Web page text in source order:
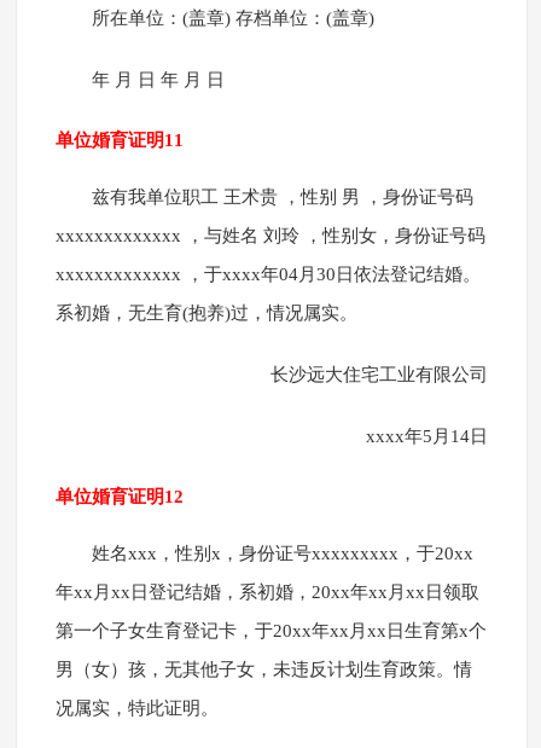
所在单位：(盖章) 存档单位：(盖章)
年 月 日 年 月 日
单位婚育证明11
兹有我单位职工 王术贵 ，性别 男 ，身份证号码
xxxxxxxxxxxxx ，与姓名 刘玲 ，性别女，身份证号码
xxxxxxxxxxxxx ，于xxxx年04月30日依法登记结婚。
系初婚，无生育(抱养)过，情况属实。
长沙远大住宅工业有限公司
xxxx年5月14日
单位婚育证明12
姓名xxx，性别x，身份证号xxxxxxxxx，于20xx
年xx月xx日登记结婚，系初婚，20xx年xx月xx日领取
第一个子女生育登记卡，于20xx年xx月xx日生育第x个
男（女）孩，无其他子女，未违反计划生育政策。情
况属实，特此证明。